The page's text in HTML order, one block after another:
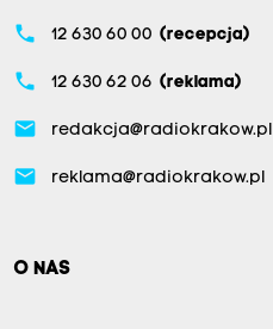
phone 12 630 60 00 (recepcja)
phone 12 630 62 06 (reklama)
email redakcja@radiokrakow.pl
email reklama@radiokrakow.pl
O NAS